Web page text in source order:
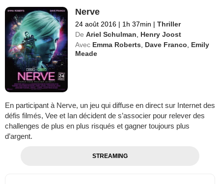
Nerve
24 août 2016 | 1h 37min | Thriller
De Ariel Schulman
Henry Joost
Avec Emma Roberts Dave Franco
Emily
Meade
En participant à Nerve, un jeu qui diffuse en direct sur Internet des
défis filmés, Vee et Ian décident de s’associer pour relever des
challenges de plus en plus risqués et gagner toujours plus
d’argent.
STREAMING